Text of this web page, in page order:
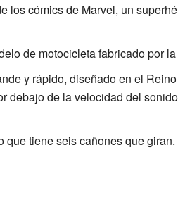
los cómics de Marvel, un
de motocicleta fabricado por
y rápido, diseñado en el
debajo de la velocidad del
que tiene seis cañones que